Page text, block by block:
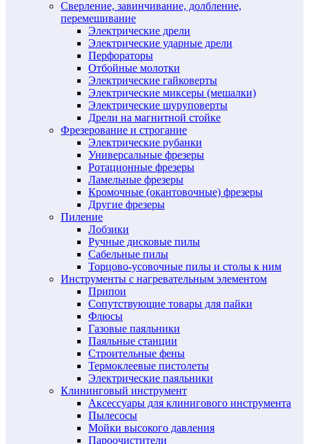
Сверление, завинчивание, долбление,
перемешивание
Электрические дрели
Электрические ударные дрели
Перфораторы
Отбойные молотки
Электрические гайковерты
Электрические миксеры (мешалки)
Электрические шуруповерты
Дрели на магнитной стойке
Фрезерование и строгание
Электрические рубанки
Универсальные фрезеры
Ротационные фрезеры
Ламельные фрезеры
Кромочные (окантовочные) фрезеры
Другие фрезеры
Пиление
Лобзики
Ручные дисковые пилы
Сабельные пилы
Торцово-усовочные пилы и столы к ним
Инструменты с нагревательным элементом
Припои
Сопутствующие товары для пайки
Флюсы
Газовые паяльники
Паяльные станции
Строительные фены
Термоклеевые пистолеты
Электрические паяльники
Клининговый инструмент
Аксессуары для клинигового инструмента
Пылесосы
Мойки высокого давления
Пароочистители